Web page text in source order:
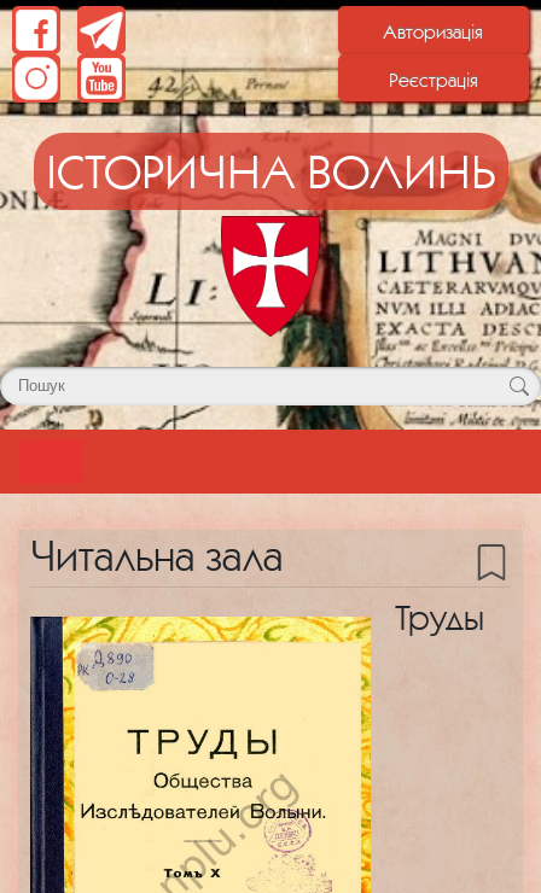
Авторизація
Реєстрація
ІСТОРИЧНА ВОЛИНЬ
Читальна зала
Труды